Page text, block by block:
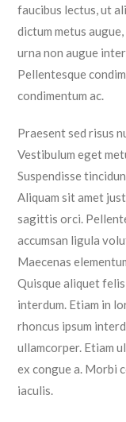
faucibus lectus, ut
dictum metus
urna non augue
Pellentesque
condimentum ac.
Praesent sed risus
Vestibulum eget
Suspendisse
Aliquam sit amet
sagittis orci.
accumsan ligula
Maecenas
Quisque aliquet
interdum. Etiam in
rhoncus ipsum
ullamcorper. Etiam
ex congue a. Morbi
iaculis.